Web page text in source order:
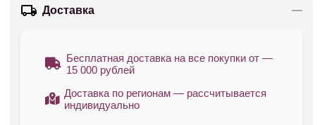
Доставка
Бесплатная доставка на все покупки от —
15 000 рублей
Доставка по регионам — рассчитывается
индивидуально